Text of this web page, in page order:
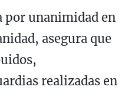
por unanimidad en
asegura que
realizadas en